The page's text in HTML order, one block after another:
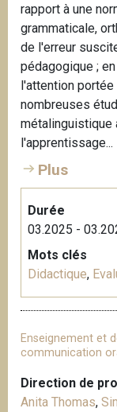
rapport à une
grammaticale,
de l'erreur
pédagogique ;
l'attention
nombreuses
métalinguistique
l'apprentissage...
Plus
Durée
03.2025 -
Mots clés
Didactique,
Enseignement et
communication
Direction de
Anita Thomas,